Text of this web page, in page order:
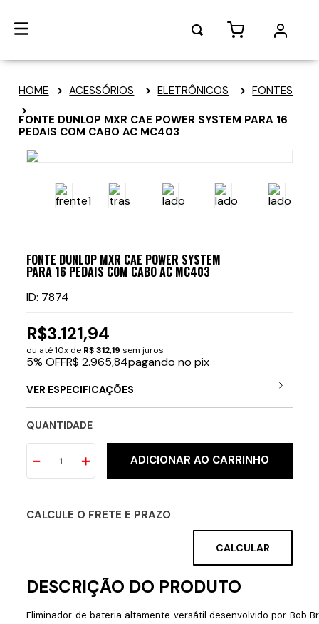
ACESSÓRIOS ELETRÔNICOS FONTES
FONTE DUNLOP MXR CAE POWER SYSTEM PARA 16
PEDAIS COM CABO AC MC403
FONTE DUNLOP MXR CAE POWER SYSTEM
PARA 16 PEDAIS COM CABO AC MC403
ID: 7874
R$3.121,94
ou até10x de R$ 312,19 sem juros
5% OFFR$ 2.965,84pagando no pix
VER ESPECIFICAÇÕES
QUANTIDADE
＋
－ ADICIONAR AO CARRINHO
CALCULE O FRETE E PRAZO
Eliminador de bateria altamente versátil desenvolvido por Bob